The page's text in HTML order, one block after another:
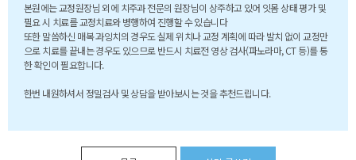
본원에는 교정원장님 외에 치주과 전문의 원장님이 상주하고 있어 잇몸 상태 평가 및
필요 시 치료를 교정치료와 병행하여 진행할 수 있습니다
또한 말씀하신 매복 과잉치의 경우도 실제 위치나 교정 계획에 따라 발치 없이 교정만
으로 치료를 끝내는 경우도 있으므로 반드시 치료전 영상 검사(파노라마, CT 등)를 통
한 확인이 필요합니다.
한번 내원하셔서 정밀검사 및 상담을 받아보시는 것을 추천드립니다.